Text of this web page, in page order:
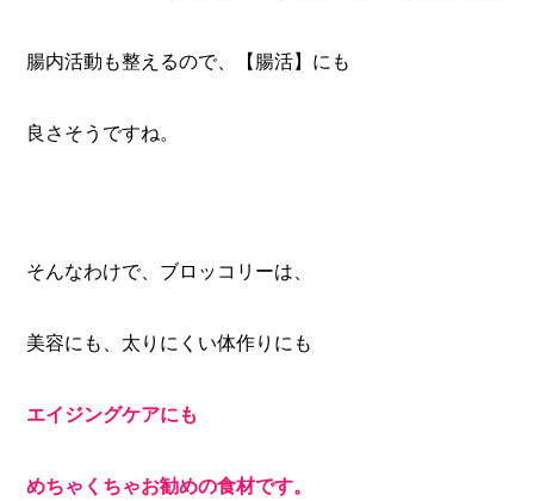
腸内活動も整えるので、【腸活】にも
良さそうですね。
そんなわけで、ブロッコリーは、
美容にも、太りにくい体作りにも
エイジングケアにも
めちゃくちゃお勧めの食材です。